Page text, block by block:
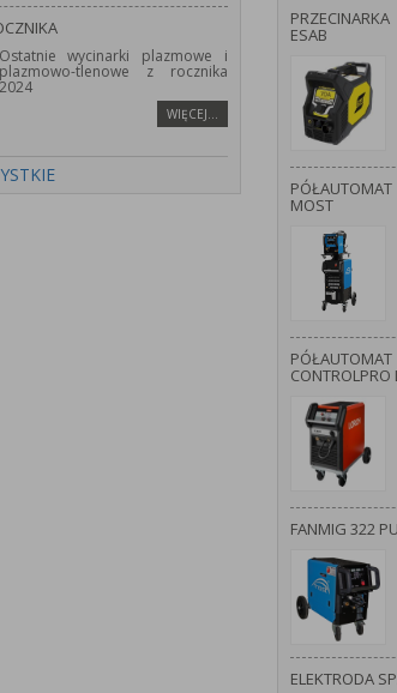
Ostatnie wycinarki plazmowe i
plazmowo-tlenowe z rocznika
2024
WIĘCEJ…
ESAB
MOST
CONTROLPRO
FANMIG 322
ELEKTRODA